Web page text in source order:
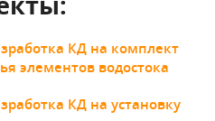
КД на комплект
элементов водостока
КД на установку